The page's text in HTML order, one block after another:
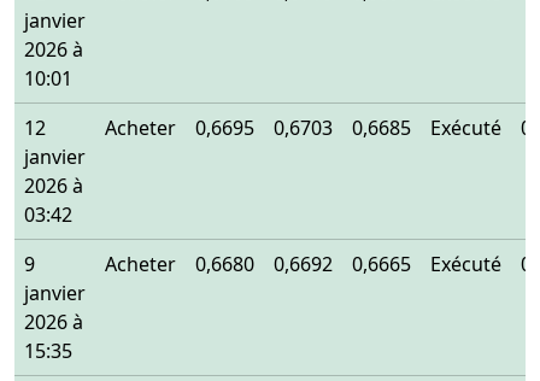
janvier
2026 à
10:01
12
janvier
2026 à
03:42
Acheter 0,6695 0,6703 0,6685 Exécuté
9
janvier
2026 à
15:35
Acheter 0,6680 0,6692 0,6665 Exécuté